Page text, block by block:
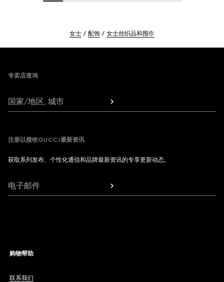
女士 配饰 女士丝织品和围巾
专卖店查询
国家/地区, 城市
注册以接收GUCCI最新资讯
获取系列发布、个性化通信和品牌最新资讯的专享更新动态。
电子邮件
购物帮助
联系我们